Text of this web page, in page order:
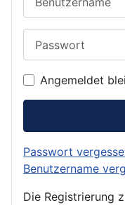
Angemeldet
Passwort
Benutzername
Die Registrierung